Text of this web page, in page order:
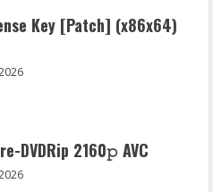
Key [Patch] (x86x64)
DVDRip 2160𝚙 AVC